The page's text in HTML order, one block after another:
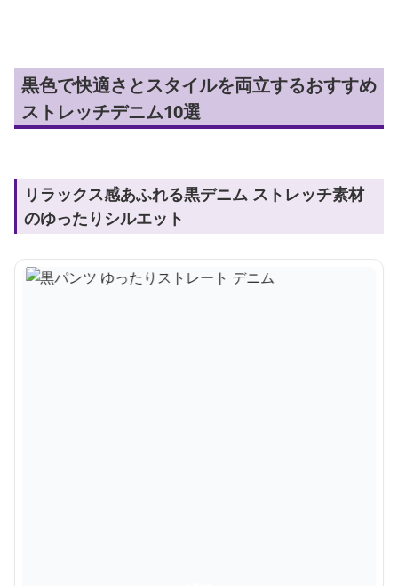
黒色で快適さとスタイルを両立するおすすめ
ストレッチデニム10選
リラックス感あふれる黒デニム ストレッチ素材
のゆったりシルエット